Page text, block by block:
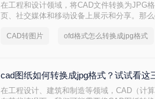
在工程和设计领域，将CAD文件转换为JPG
页、社交媒体和移动设备上展示和分享。那
CAD转图片 ofd格式怎么转换成jpg格式
cad图纸如何转换成jpg格式？试试看这
在工程设计、建筑和制造等领域，CAD（计